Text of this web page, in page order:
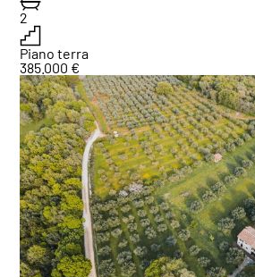
2
Piano terra
385.000 €